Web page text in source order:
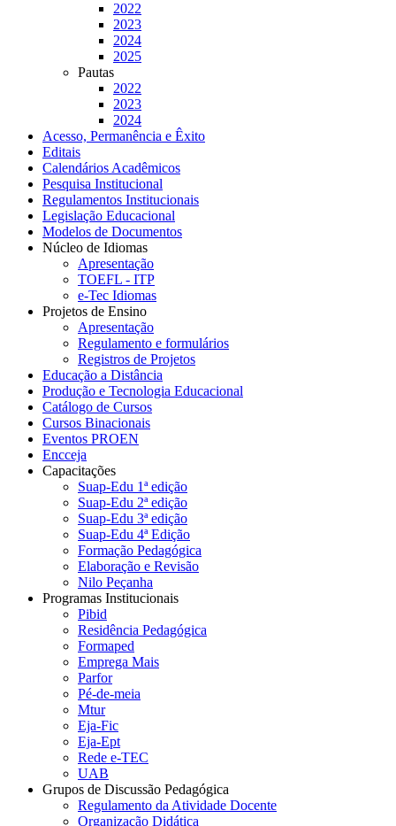
2022
2023
2024
2025
Pautas
2022
2023
2024
Acesso, Permanência e Êxito
Editais
Calendários Acadêmicos
Pesquisa Institucional
Regulamentos Institucionais
Legislação Educacional
Modelos de Documentos
Núcleo de Idiomas
Apresentação
TOEFL - ITP
e-Tec Idiomas
Projetos de Ensino
Apresentação
Regulamento e formulários
Registros de Projetos
Educação a Distância
Produção e Tecnologia Educacional
Catálogo de Cursos
Cursos Binacionais
Eventos PROEN
Encceja
Capacitações
Suap-Edu 1ª edição
Suap-Edu 2ª edição
Suap-Edu 3ª edição
Suap-Edu 4ª Edição
Formação Pedagógica
Elaboração e Revisão
Nilo Peçanha
Programas Institucionais
Pibid
Residência Pedagógica
Formaped
Emprega Mais
Parfor
Pé-de-meia
Mtur
Eja-Fic
Eja-Ept
Rede e-TEC
UAB
Grupos de Discussão Pedagógica
Regulamento da Atividade Docente
Organização Didática